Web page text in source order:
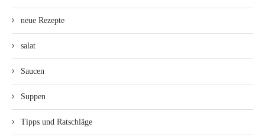
neue Rezepte
salat
Saucen
Suppen
Tipps und Ratschläge